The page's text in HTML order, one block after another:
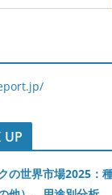
UP
の世界市場2025：